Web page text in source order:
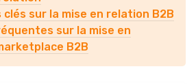
sur la mise en relation B2B
sur la mise en
B2B